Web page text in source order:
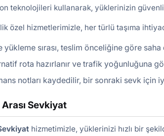
teknolojileri kullanarak, yüklerinizin
özel hizmetlerimizle, her türlü taşıma
sırası, teslim önceliğine göre saha
rota hazırlanır ve trafik yoğunluğuna
notları kaydedilir, bir sonraki sevk için
Sevkiyat
hizmetimizle, yüklerinizi hızlı bir